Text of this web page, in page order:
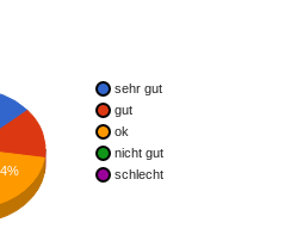
sehr gut
gut
ok
nicht gut
schlecht